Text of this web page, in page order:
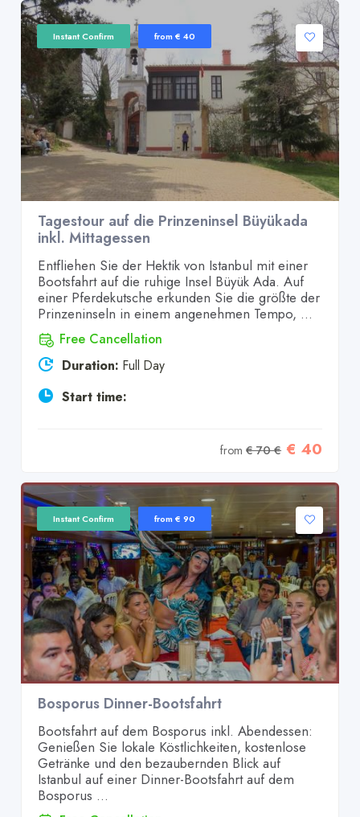
Instant Confirm from € 40
Tagestour auf die Prinzeninsel Büyükada
inkl. Mittagessen
Entfliehen Sie der Hektik von Istanbul mit einer
Bootsfahrt auf die ruhige Insel Büyük Ada. Auf
einer Pferdekutsche erkunden Sie die größte der
Prinzeninseln in einem angenehmen Tempo, ...
Free Cancellation
Duration: Full Day
Start time:
from€ 70 € € 40
Instant Confirm from € 90
Bosporus Dinner-Bootsfahrt
Bootsfahrt auf dem Bosporus inkl. Abendessen:
Genießen Sie lokale Köstlichkeiten, kostenlose
Getränke und den bezaubernden Blick auf
Istanbul auf einer Dinner-Bootsfahrt auf dem
Bosporus ...